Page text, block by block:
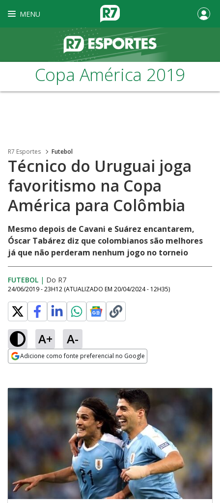
MENU
Copa América 2019
R7 Esportes Futebol
Técnico do Uruguai joga
favoritismo na Copa
América para Colômbia
Mesmo depois de Cavani e Suárez encantarem,
Óscar Tabárez diz que colombianos são melhores
já que não perderam nenhum jogo no torneio
FUTEBOL | Do R7
24/06/2019 - 23H12 (ATUALIZADO EM 20/04/2024 - 12H35)
A+ A-
Adicione como fonte preferencial no Google